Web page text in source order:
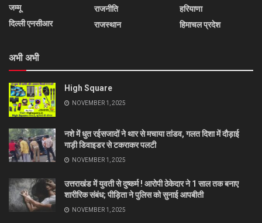
जम्मू
दिल्ली एनसीआर
राजनीति
राजस्थान
हरियाणा
हिमाचल प्रदेश
अभी अभी
High Square
NOVEMBER 1, 2025
नशे में धुत रईसजादों ने थार से मचाया तांडव, गलत दिशा में दौड़ाई
गाड़ी डिवाइडर से टकराकर पलटी
NOVEMBER 1, 2025
उत्तराखंड में युवती से दुष्कर्म ! आरोपी ठेकेदार ने 1 साल तक बनाए
शारीरिक संबंध; पीड़िता ने पुलिस को सुनाई आपबीती
NOVEMBER 1, 2025